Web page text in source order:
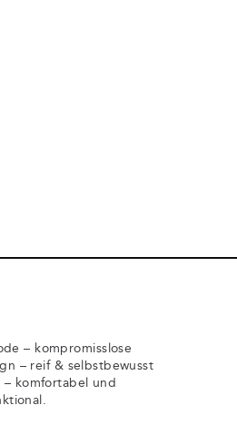
– kompromisslose
– reif & selbstbewusst
komfortabel und